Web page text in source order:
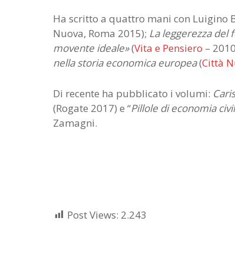
Ha scritto a quattro mani con Luigino
Nuova, Roma 2015); La leggerezza del
movente ideale»(Vita e Pensiero –
nella storia economica europea(Città
Di recente ha pubblicato i volumi:
(Rogate 2017) e “Pillole di economia
Zamagni.
Post Views: 2.243